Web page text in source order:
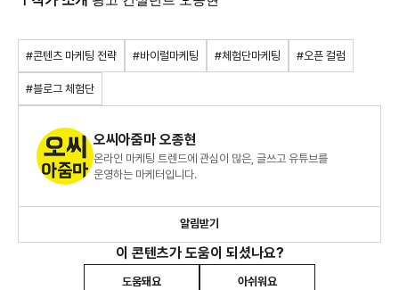
#콘텐츠 마케팅 전략 #바이럴마케팅 #체험단마케팅 #오픈 컬럼
#블로그 체험단
오씨아줌마 오종현
온라인 마케팅 트렌드에 관심이 많은, 글쓰고 유튜브를
운영하는 마케터입니다.
알림받기
이 콘텐츠가 도움이 되셨나요?
도움돼요 아쉬워요